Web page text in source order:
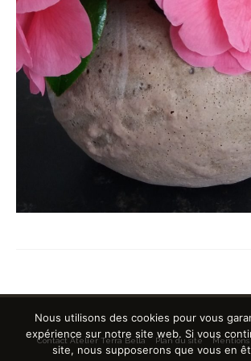
Contact Atelier Terra Bella Plan du site
Nous utilisons des cookies pour vous
expérience sur notre site web. Si vous
site, nous supposerons que vous en